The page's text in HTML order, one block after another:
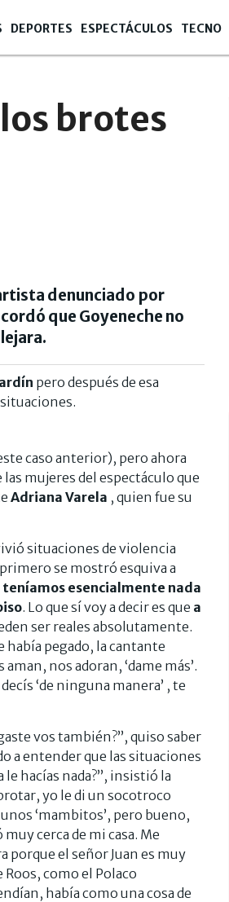
DEPORTES ESPECTÁCULOS TECNO
brotes
denunciado por
que Goyeneche no
pero después de esa
caso anterior), pero ahora
mujeres del espectáculo que
Adriana Varela , quien fue su
situaciones de violencia
se mostró esquiva a
teníamos esencialmente nada
. Lo que sí voy a decir es que a
ser reales absolutamente.
había pegado, la cantante
nos adoran, ‘dame más’.
‘de ninguna manera’ , te
vos también?”, quiso saber
a entender que las situaciones
hacías nada?”, insistió la
yo le di un socotroco
‘mambitos’, pero bueno,
cerca de mi casa. Me
porque el señor Juan es muy
Roos, como el Polaco
había como una cosa de